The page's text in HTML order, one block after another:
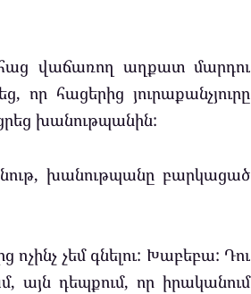
վաճառող աղքատ մարդու
որ հացերից յուրաքանչյուրը
խանութպանին:
խանութպանը բարկացած
ոչինչ չեմ գնելու: Խաբեբա: Դու
այն դեպքում, որ իրականում